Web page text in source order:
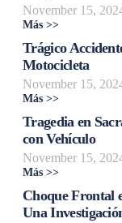
November 15,
Más >>
Trágico
Motocicleta
November 15,
Más >>
Tragedia en
con Vehículo
November 15,
Más >>
Choque Frontal
Una